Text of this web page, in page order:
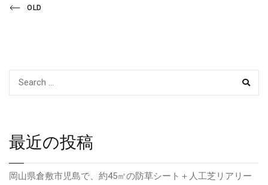
投
ビ
ー
シ
Previous
OLD
最近の投稿
岡山県倉敷市児島で、約45㎡の防草シート＋人工芝リアリー